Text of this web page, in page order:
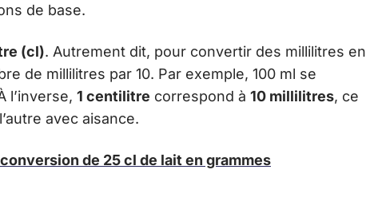
de base.
(cl). Autrement dit, pour convertir des millilitres en
de millilitres par 10. Par exemple, 100 ml se
l’inverse, 1 centilitre correspond à 10 millilitres, ce
avec aisance.
de 25 cl de lait en grammes